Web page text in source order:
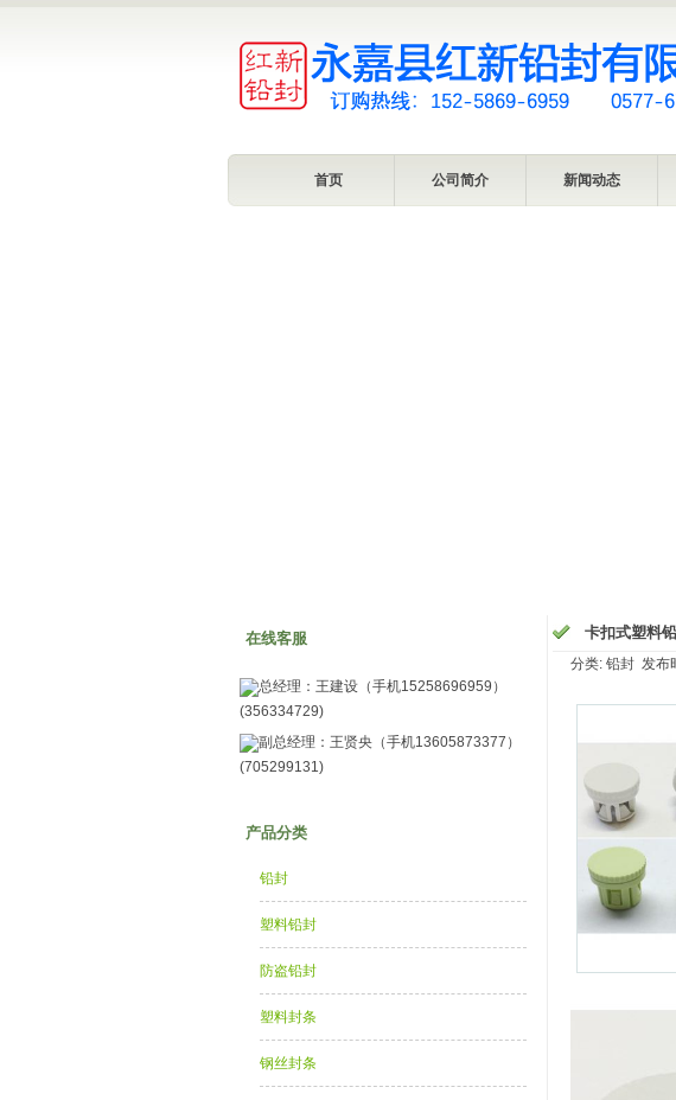
首页 公司简介 新闻动态
在线客服
总经理：王建设（手机15258696959）
(356334729)
副总经理：王贤央（手机13605873377）
(705299131)
产品分类
铅封
塑料铅封
防盗铅封
塑料封条
钢丝封条
卡扣式塑料
分类: 铅封 发布